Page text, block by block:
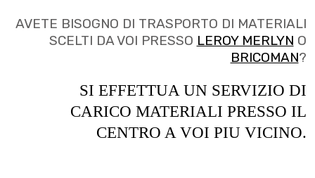
AVETE BISOGNO DI TRASPORTO DI MATERIALI
SCELTI DA VOI PRESSO LEROY MERLYN O
BRICOMAN?
SI EFFETTUA UN SERVIZIO DI
CARICO MATERIALI PRESSO IL
CENTRO A VOI PIU VICINO.